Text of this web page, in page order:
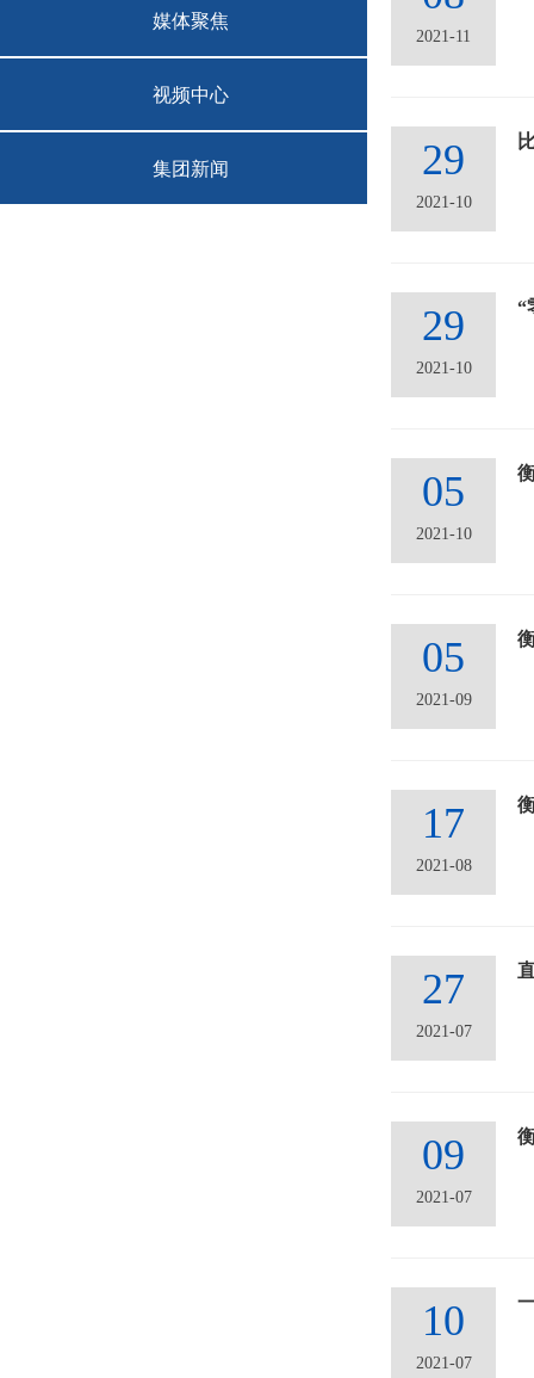
媒体聚焦
视频中心
集团新闻
2021-11
29
2021-10
29
2021-10
“
05
2021-10
05
2021-09
17
2021-08
27
2021-07
09
2021-07
10
2021-07